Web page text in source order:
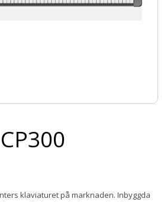
klaviaturet på marknaden. Inbyggda